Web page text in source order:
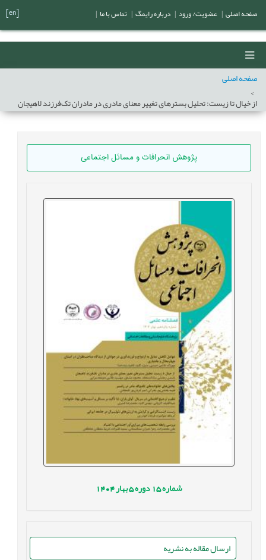
صفحه اصلی
از خیال تا زیست: تحلیل بسترهای تغییر معنای مادری در مادران تک‌فرزند لاهیجان
پژوهش انحرافات و مسائل اجتماعی
شماره15 دوره5 بهار1404
ارسال مقاله به نشریه
صفحه اصلی عضویت/ ورود درباره رایمگ تماس با ما